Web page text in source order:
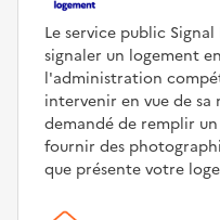
Le service public
signaler un logement
l'administration
intervenir en vue de sa
demandé de remplir
fournir des
que présente votre